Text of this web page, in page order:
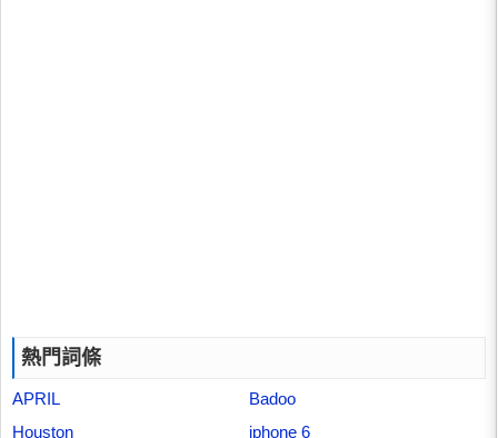
熱門詞條
APRIL
Badoo
Houston
iphone 6